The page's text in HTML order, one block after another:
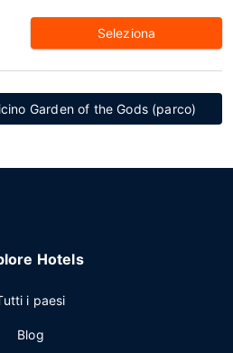
Seleziona
Garden of the Gods (parco)
Hotels
i paesi
Blog